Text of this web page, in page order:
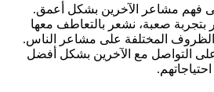
فهم مشاعر الآخرين بشكل أعمق.
صعبة، نشعر بالتعاطف معها
المختلفة على مشاعر الناس.
على التواصل مع الآخرين بشكل أفضل